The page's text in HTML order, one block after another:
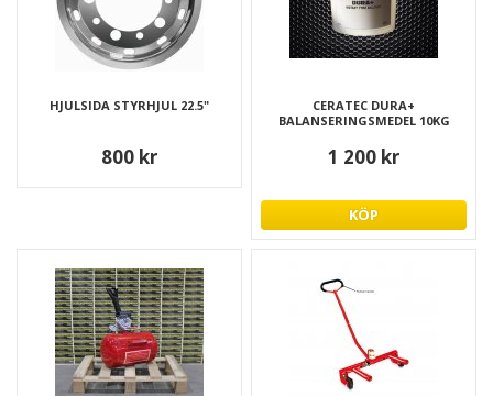
HJULSIDA STYRHJUL 22.5"
800 kr
CERATEC DURA+
BALANSERINGSMEDEL 10KG
1 200 kr
KÖP